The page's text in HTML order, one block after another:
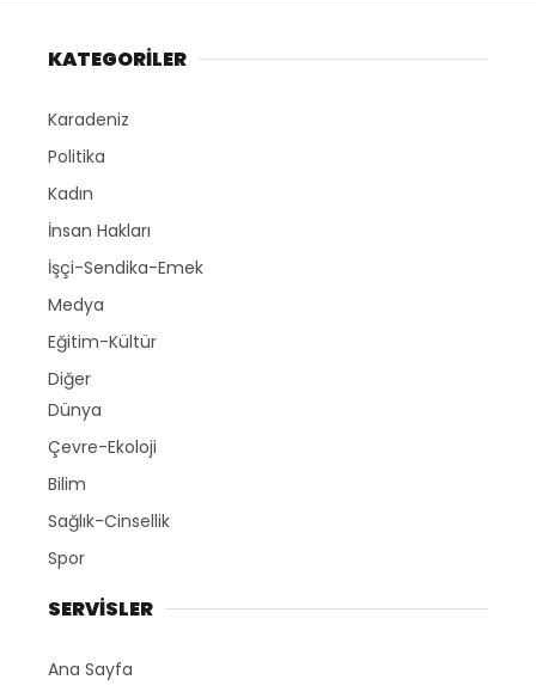
KATEGORİLER
Karadeniz
Politika
Kadın
İnsan Hakları
İşçi-Sendika-Emek
Medya
Eğitim-Kültür
Diğer
Dünya
Çevre-Ekoloji
Bilim
Sağlık-Cinsellik
Spor
SERVİSLER
Ana Sayfa